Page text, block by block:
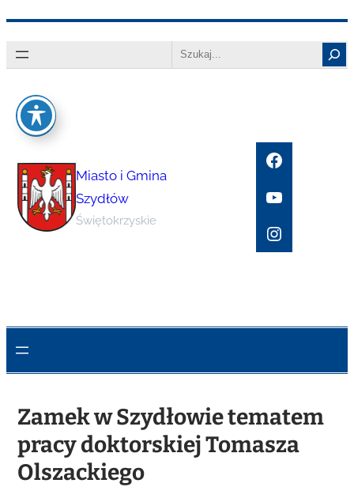
do
Search
Miasto i Gmina
Szydłów
Świętokrzyskie
Facebook
YouTube
Instagram
Zamek w Szydłowie tematem
pracy doktorskiej Tomasza
Olszackiego